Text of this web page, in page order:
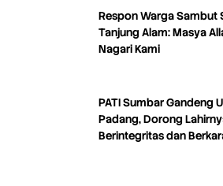
Respon Warga Sambut
Tanjung Alam: Masya
Nagari Kami
PATI Sumbar Gandeng
Padang, Dorong
Berintegritas dan